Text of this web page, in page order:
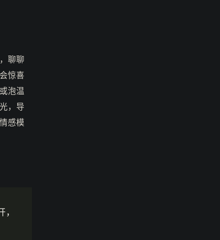
聊聊
惊喜
泡温
，导
感模